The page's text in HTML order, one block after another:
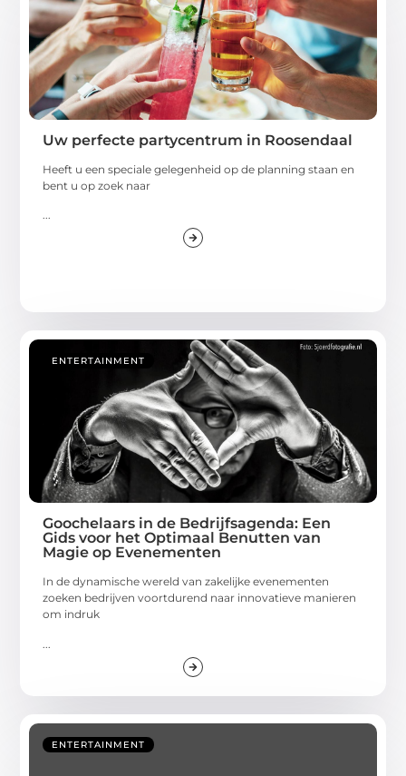
Uw perfecte partycentrum in Roosendaal
Heeft u een speciale gelegenheid op de planning staan en
bent u op zoek naar
...
ENTERTAINMENT
Goochelaars in de Bedrijfsagenda: Een
Gids voor het Optimaal Benutten van
Magie op Evenementen
In de dynamische wereld van zakelijke evenementen
zoeken bedrijven voortdurend naar innovatieve manieren
om indruk
ENTERTAINMENT